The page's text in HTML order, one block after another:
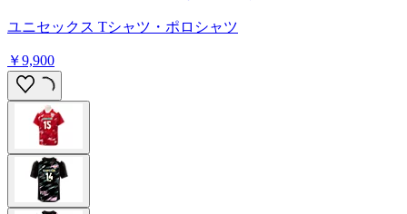
ユニセックス Tシャツ・ポロシャツ
￥9,900